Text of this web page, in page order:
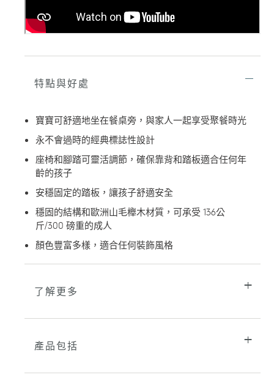
物
車
特點與好處
寶寶可舒適地坐在餐桌旁，與家人一起享受聚餐時光
永不會過時的經典標誌性設計
座椅和腳踏可靈活調節，確保靠背和踏板適合任何年
齡的孩子
安穩固定的踏板，讓孩子舒適安全
穩固的結構和歐洲山毛櫸木材質，可承受 136公
斤/300 磅重的成人
顏色豐富多樣，適合任何裝飾風格
了解更多
產品包括